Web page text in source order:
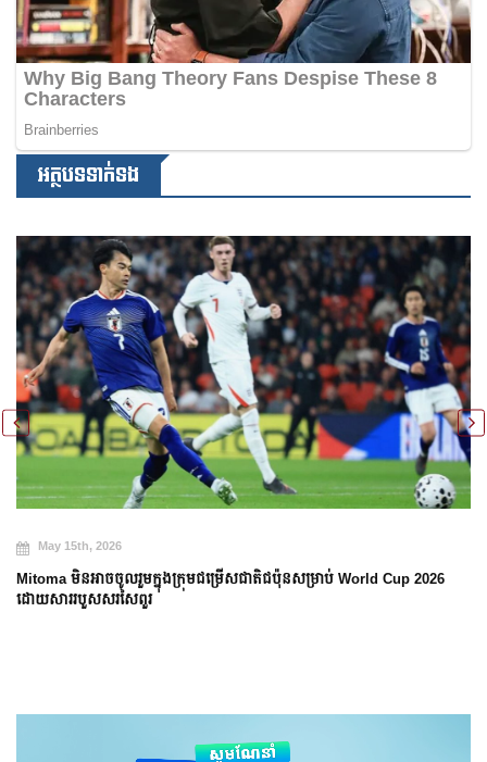
អត្ថបទទាក់ទង
May 15th, 2026
Mitoma មិនអាចចូលរួមក្នុងក្រុមជម្រើសជាតិជប៉ុនសម្រាប់ World Cup 2026
ដោយសាររបួសសរសៃពួរ